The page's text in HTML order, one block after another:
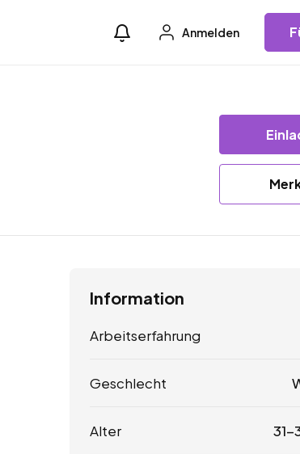
Anmelden
Information
Arbeitserfahrung
Geschlecht
Alter 31-